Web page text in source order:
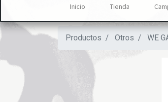
Inicio Tienda
Productos Otros WE